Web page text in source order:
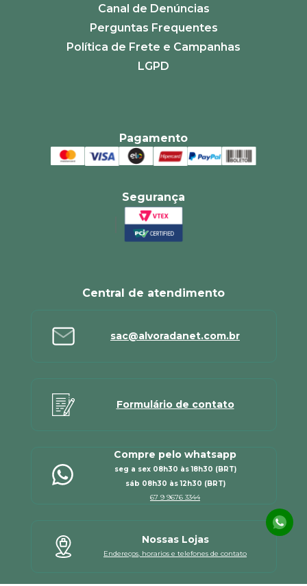
Canal de Denúncias
Perguntas Frequentes
Política de Frete e Campanhas
LGPD
Pagamento
Segurança
Central de atendimento
sac@alvoradanet.com.br
Formulário de contato
Compre pelo whatsapp
seg a sex 08h30 às 18h30 (BRT)
sáb 08h30 às 12h30 (BRT)
67 9 9676 3344
Nossas Lojas
Endereços, horarios e telefones de contato